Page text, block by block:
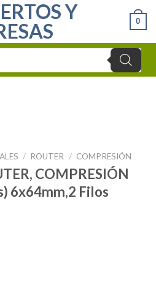
0
/ ROUTER / COMPRESIÓN
COMPRESIÓN
6x64mm,2 Filos